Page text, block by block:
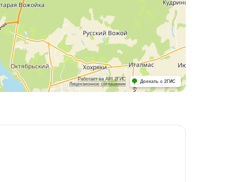
Работает на API 2ГИС
Лицензионное соглашение
Доехать с 2ГИС